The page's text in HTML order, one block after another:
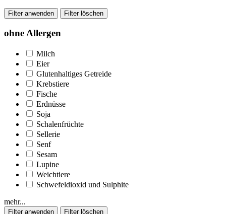
ohne Allergen
Milch
Eier
Glutenhaltiges Getreide
Krebstiere
Fische
Erdnüsse
Soja
Schalenfrüchte
Sellerie
Senf
Sesam
Lupine
Weichtiere
Schwefeldioxid und Sulphite
mehr...